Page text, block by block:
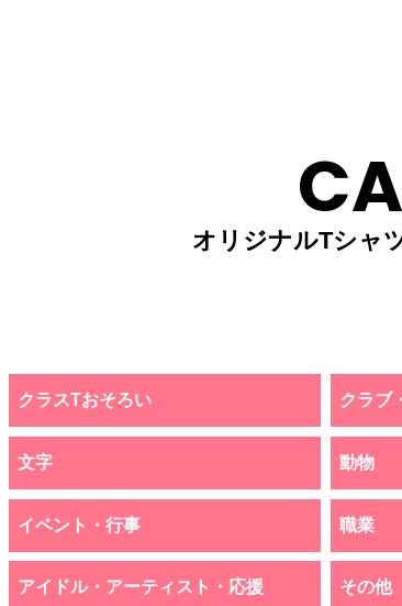
オリジナルTシャ
クラスTおそろい クラブ
文字 動物
イベント・行事 職業
アイドル・アーティスト・応援 その他